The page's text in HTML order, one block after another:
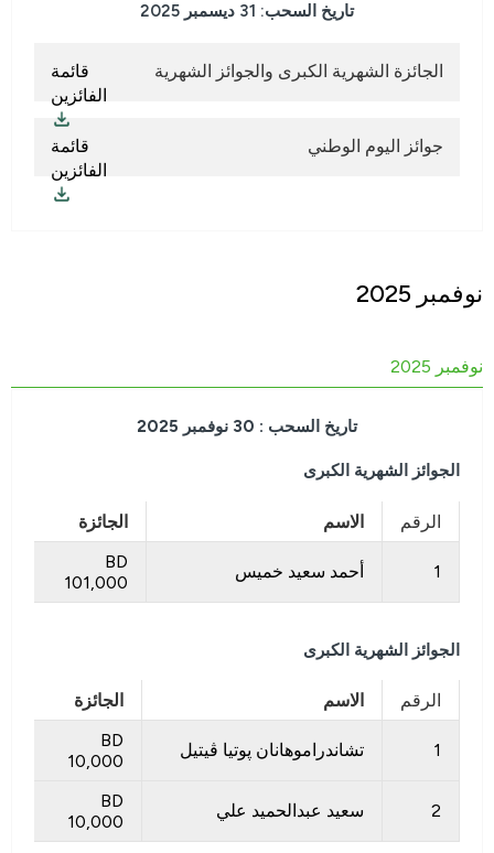
تاريخ السحب: 31 ديسمبر 2025
الجائزة الشهرية الكبرى والجوائز الشهرية
قائمة
الفائزين
جوائز اليوم الوطني
قائمة
الفائزين
نوفمبر 2025
نوفمبر 2025
تاريخ السحب : 30 نوفمبر 2025
الجوائز الشهرية الكبرى
الرقم الاسم الجائزة
1 أحمد سعيد خميس
BD
101,000
الجوائز الشهرية الكبرى
الرقم الاسم الجائزة
1 تشاندراموهانان پوتيا ڤيتيل
BD
10,000
2 سعيد عبدالحميد علي
BD
10,000